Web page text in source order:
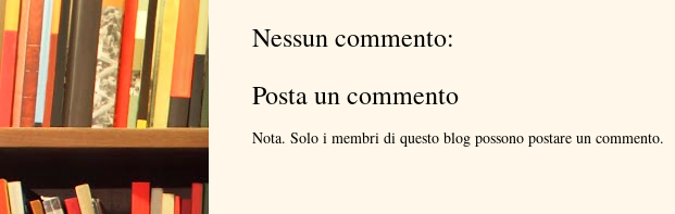
Nessun commento:
Posta un commento
Nota. Solo i membri di questo blog possono postare un commento.